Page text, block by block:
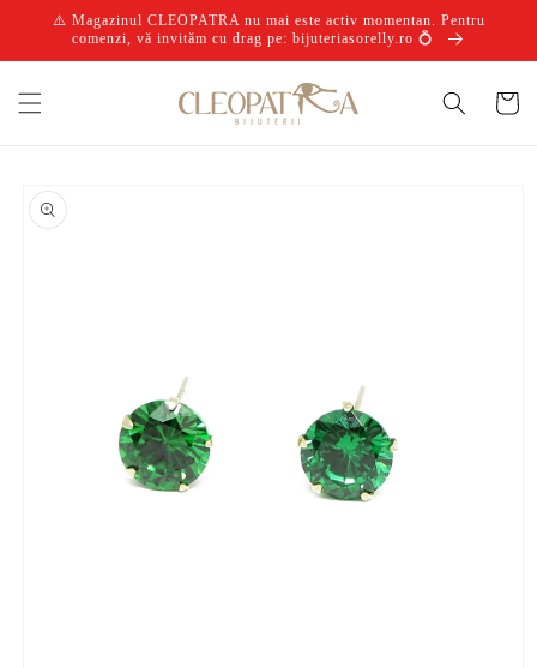
Salt la
conținut
⚠️ Magazinul CLEOPATRA nu mai este activ momentan. Pentru
comenzi, vă invităm cu drag pe: bijuteriasorelly.ro 💍
Coș
informațiile
despre